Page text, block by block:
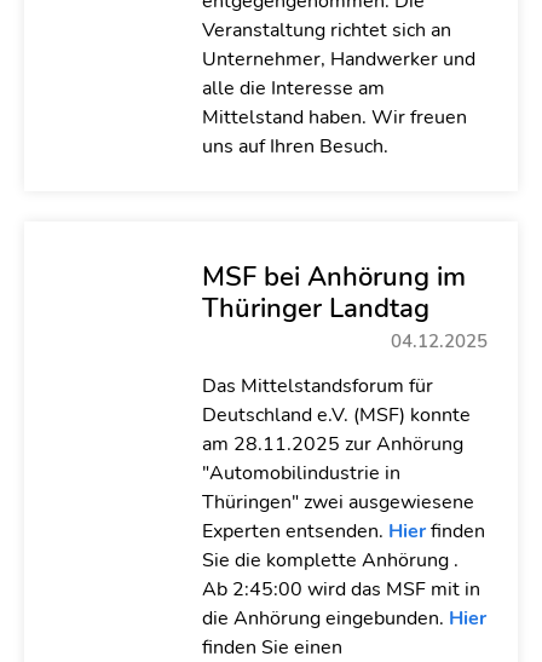
Veranstaltung richtet sich an
Unternehmer, Handwerker und
alle die Interesse am
Mittelstand haben. Wir freuen
uns auf Ihren Besuch.
MSF bei Anhörung im
Thüringer Landtag
04.12.2025
Das Mittelstandsforum für
Deutschland e.V. (MSF) konnte
am 28.11.2025 zur Anhörung
"Automobilindustrie in
Thüringen" zwei ausgewiesene
Experten entsenden. Hierfinden
Sie die komplette Anhörung .
Ab 2:45:00 wird das MSF mit in
die Anhörung eingebunden. Hier
finden Sie einen